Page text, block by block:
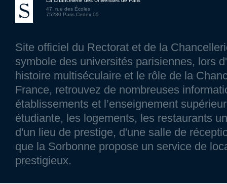
47, rue des Écoles
75230 Paris Cedex 05
Site officiel du Rectorat et de la
symbole des universités parisiennes, lors
histoire multiséculaire et le rôle de la
France, retrouvez de nombreuses
établissements et l’enseignement
étudiante, les logements, les restaurants
d'un lieu de prestige, d'une salle de
que la Sorbonne propose un service de
prestigieux.